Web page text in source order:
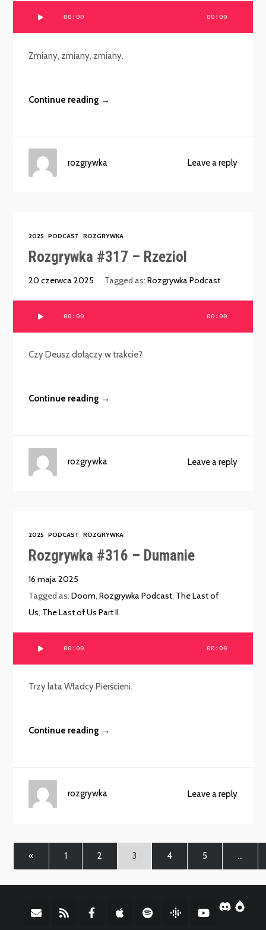
00:00 00:00
Zmiany, zmiany, zmiany.
Continue reading →
Leave a reply
rozgrywka
2025 PODCAST ROZGRYWKA
Rozgrywka #317 – Rzeziol
20 czerwca 2025 Tagged as:Rozgrywka Podcast
00:00 00:00
Czy Deusz dołączy w trakcie?
Continue reading →
Leave a reply
rozgrywka
2025 PODCAST ROZGRYWKA
Rozgrywka #316 – Dumanie
16 maja 2025
Tagged as:Doom,Rozgrywka Podcast, The Last of
Us, The Last of Us Part II
00:00 00:00
Trzy lata Władcy Pierścieni.
Continue reading →
Leave a reply
rozgrywka
« 1 2 3 4 5 …